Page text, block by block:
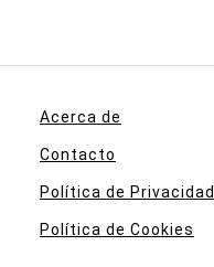
Acerca de
Contacto
Política de Privacidad
Política de Cookies